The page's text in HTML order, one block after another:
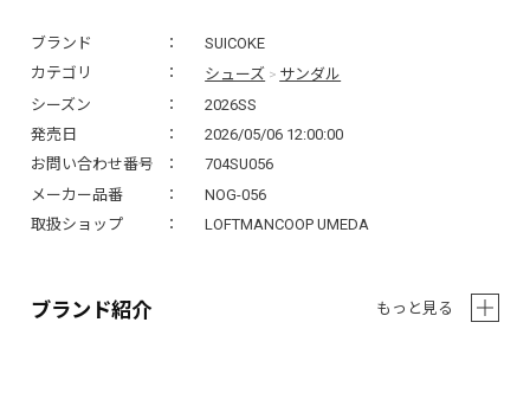
ブランド
SUICOKE
カテゴリ
シューズ > サンダル
シーズン
2026SS
発売日
2026/05/06 12:00:00
お問い合わせ番号
704SU056
メーカー品番
NOG-056
取扱ショップ
LOFTMANCOOP UMEDA
ブランド紹介 もっと見る